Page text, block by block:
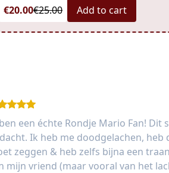
€20.00€25.00 Add to cart
een échte Rondje Mario Fan! Dit
Ik heb me doodgelachen,
zeggen & heb zelfs bijna een
mijn vriend (maar vooral van het